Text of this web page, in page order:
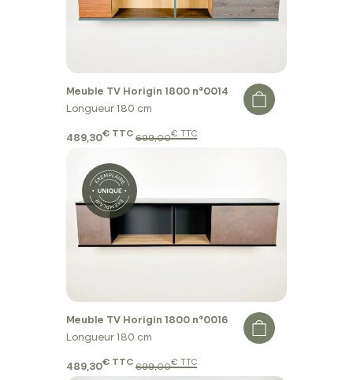
Meuble TV Horigin 1800 n°0014
Longueur 180 cm
489,30€ TTC
699,00
€ TTC
Meuble TV Horigin 1800 n°0016
Longueur 180 cm
489,30€ TTC
699,00
€ TTC